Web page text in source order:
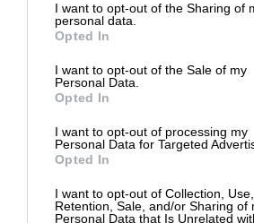
I want to opt-out of the Sharing of
personal data.
Opted In
I want to opt-out of the Sale of my
Personal Data.
Opted In
I want to opt-out of processing my
Personal Data for Targeted
Opted In
I want to opt-out of Collection, Use,
Retention, Sale, and/or Sharing of
Personal Data that Is Unrelated
system
operacyjny
Różne
przewody
- 30.5
Wysokość 10.67 cm